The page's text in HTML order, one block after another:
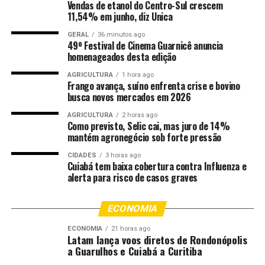
conseguimos direcionar recursos próprios para outras
diferença para a população”, afirmou.
O governador em exercício, Otaviano Pivetta, ressaltou
que a nova avenida já está em construção e será um
importante eixo de mobilidade urbana.
“Essa será uma grande avenida. Ela já está em obras e
fará a ligação entre a rotatória do Aeroporto Marechal
Rondon e o Terminal do BRT. Além disso, dará acesso ao
novo Pronto-Socorro de Várzea Grande. O Governo está
à disposição para fazer o que for necessário para ajudar
O secretário de Estado de Infraestrutura e Logística,
Marcelo Oliveira, destacou que Várzea Grande vem
recebendo importantes obras estruturantes, como
Vendas de etanol do Centro-Sul crescem
11,54% em junho, diz Unica
GERAL 36 minutos ago
49º Festival de Cinema Guarnicê anuncia
homenageados desta edição
AGRICULTURA 1 hora ago
Frango avança, suíno enfrenta crise e bovino
busca novos mercados em 2026
AGRICULTURA 2 horas ago
Como previsto, Selic cai, mas juro de 14%
mantém agronegócio sob forte pressão
CIDADES 3 horas ago
Cuiabá tem baixa cobertura contra Influenza e
alerta para risco de casos graves
ECONOMIA
ECONOMIA 21 horas ago
Latam lança voos diretos de Rondonópolis
a Guarulhos e Cuiabá a Curitiba